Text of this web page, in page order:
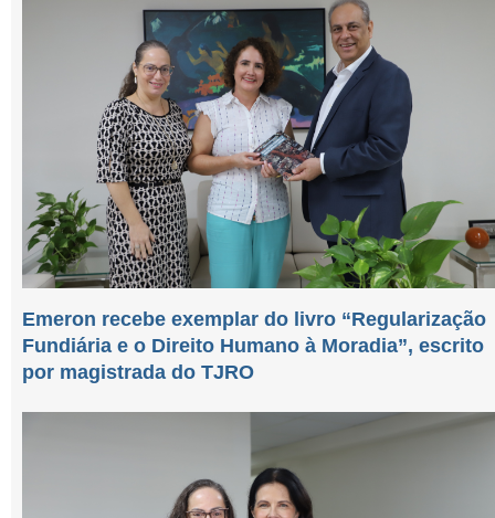
Emeron recebe exemplar do livro “Regularização
Fundiária e o Direito Humano à Moradia”, escrito
por magistrada do TJRO